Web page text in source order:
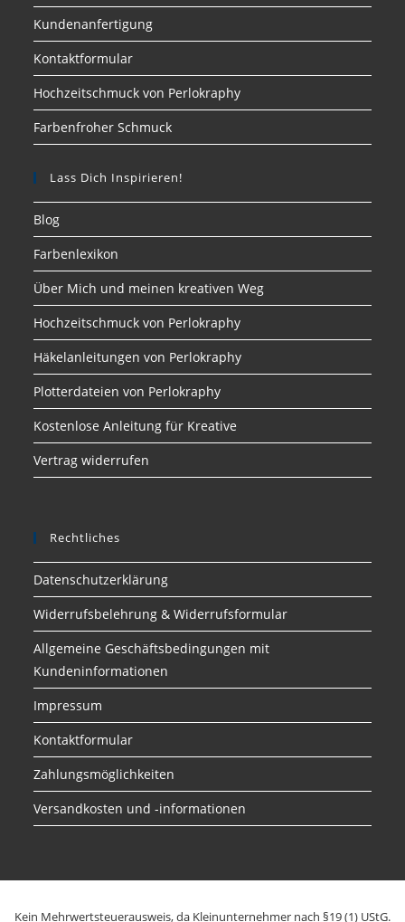
Kundenanfertigung
Kontaktformular
Hochzeitschmuck von Perlokraphy
Farbenfroher Schmuck
Lass Dich Inspirieren!
Blog
Farbenlexikon
Über Mich und meinen kreativen Weg
Hochzeitschmuck von Perlokraphy
Häkelanleitungen von Perlokraphy
Plotterdateien von Perlokraphy
Kostenlose Anleitung für Kreative
Vertrag widerrufen
Rechtliches
Datenschutzerklärung
Widerrufsbelehrung & Widerrufsformular
Allgemeine Geschäftsbedingungen mit
Kundeninformationen
Impressum
Kontaktformular
Zahlungsmöglichkeiten
Versandkosten und -informationen
Kein Mehrwertsteuerausweis, da Kleinunternehmer nach §19 (1) UStG.